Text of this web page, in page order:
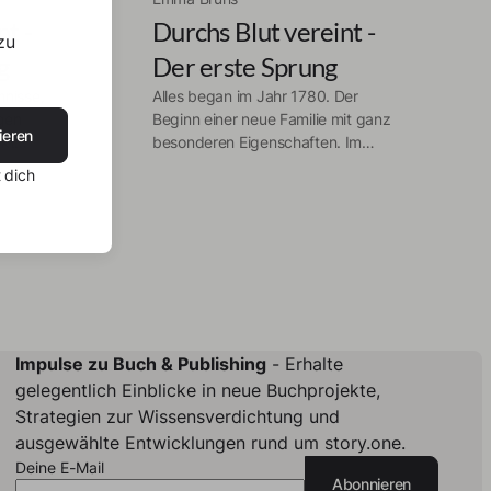
-
Reise
Durchs Blut vereint -
Der erste Sprung
Alles began im Jahr 1780. Der
Beginn einer neue Familie mit ganz
besonderen Eigenschaften. Im
vererbt wird, müssen sie Aufträge
erfüllen, das Weltgeschehen
verändern und Alles zum Guten
drehen. Doch einer stellt sich ihnen
Pupenspieler hinter dem ganzen
Impulse zu Buch & Publishing- Erhalte
gelegentlich Einblicke in neue Buchprojekte,
Strategien zur Wissensverdichtung und
ausgewählte Entwicklungen rund um story.one.
Deine E-Mail
Abonnieren
dich